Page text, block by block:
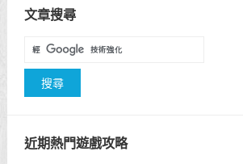
文章搜尋
近期熱門遊戲攻略